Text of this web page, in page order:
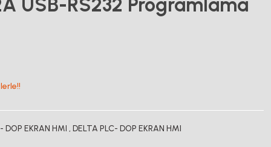
USB-RS232 Programlama
DOP EKRAN HMI , DELTA PLC- DOP EKRAN HMI